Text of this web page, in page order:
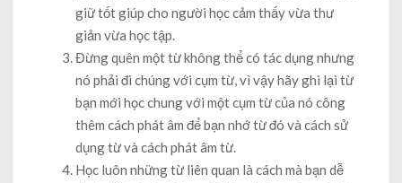
giữ tốt giúp cho người học cảm thấy vừa thư
giản vừa học tập.
Đừng quên một từ không thể có tác dụng nhưng
nó phải đi chúng với cụm từ, vì vậy hãy ghi lại từ
bạn mới học chung với một cụm từ của nó công
thêm cách phát âm để bạn nhớ từ đó và cách sử
dụng từ và cách phát âm từ.
Học luôn những từ liên quan là cách mà bạn dễ